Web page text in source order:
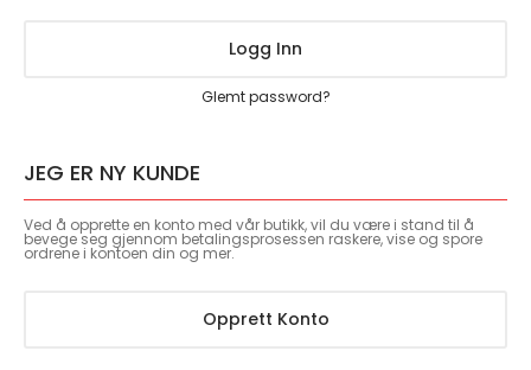
Logg Inn
Glemt password?
JEG ER NY KUNDE
Ved å opprette en konto med vår butikk, vil du være i stand til å
bevege seg gjennom betalingsprosessen raskere, vise og spore
ordrene i kontoen din og mer.
Opprett Konto